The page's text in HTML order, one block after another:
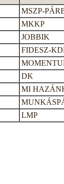
MSZP-
MKKP
JOBBIK
FIDESZ-
DK
MI
LMP